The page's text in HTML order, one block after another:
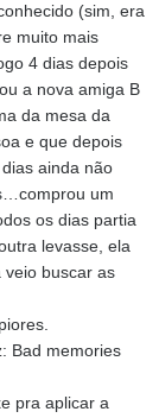
(sim, era
muito mais
4 dias depois
a nova amiga B
da mesa da
e que depois
ainda não
comprou um
os dias partia
levasse, ela
veio buscar as
Bad memories
pra aplicar a